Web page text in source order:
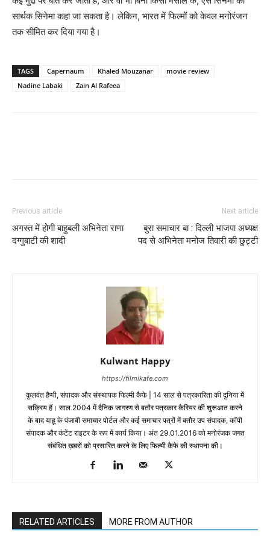
सार्थक सिनेमा कहा जा सकता है। लेकिन, भारत में फिल्‍मों को केवल मनोरंजन
तक सीमित कर दिया गया है।
TAGS Capernaum Khaled Mouzanar
movie review
Nadine Labaki
Zain Al Rafeea
Previous article
अगस्‍त में होगी बाहुबली अभिनेता राणा
दग्‍गुबाटी की शादी
Next article
बुरा समाचार बा : दिल्‍ली भाजपा अध्‍यक्ष
पद से अभिनेता मनोज तिवारी की छुट्टी
Kulwant Happy
https://filmikafe.com
कुलवंत हैप्‍पी, संपादक और संस्‍थापक फिल्‍मी कैफे | 14 साल से पत्रकारिता की दुनिया में
सक्रिय हैं। साल 2004 में दैनिक जागरण से बतौर पत्रकार कैरियर की शुरूआत करने
के बाद याहू के पंजाबी समाचार पोर्टल और कई समाचार पत्रों में बतौर उप संपादक, कॉपी
संपादक और कंटेंट राइटर के रूप में कार्य किया। अंत 29.01.2016 को मनोरंजक जगत
संबंधित ख़बरों को प्रसारित करने के लिए फिल्‍मी कैफे की स्‍थापना की।
RELATED ARTICLES MORE FROM AUTHOR